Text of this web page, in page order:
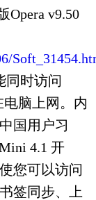
Opera v9.50
同时访问
电脑上网。内
国用户习
4.1 开
您可以访问
签同步、上